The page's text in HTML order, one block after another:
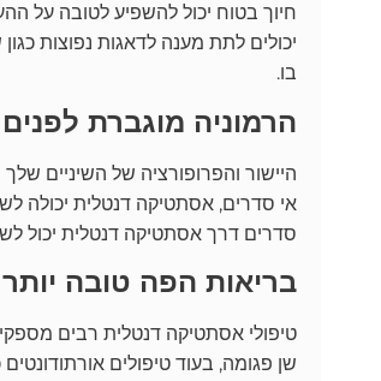
חיוך בטוח יכול להשפיע לטובה על
יכולים לתת מענה לדאגות נפוצות
בו.
הרמוניה מוגברת לפנים
היישור והפרופורציה של השיניים
אי סדרים, אסתטיקה דנטלית יכולה
סדרים דרך אסתטיקה דנטלית יכול
בריאות הפה טובה יותר
טיפולי אסתטיקה דנטלית רבים
שן פגומה, בעוד טיפולים